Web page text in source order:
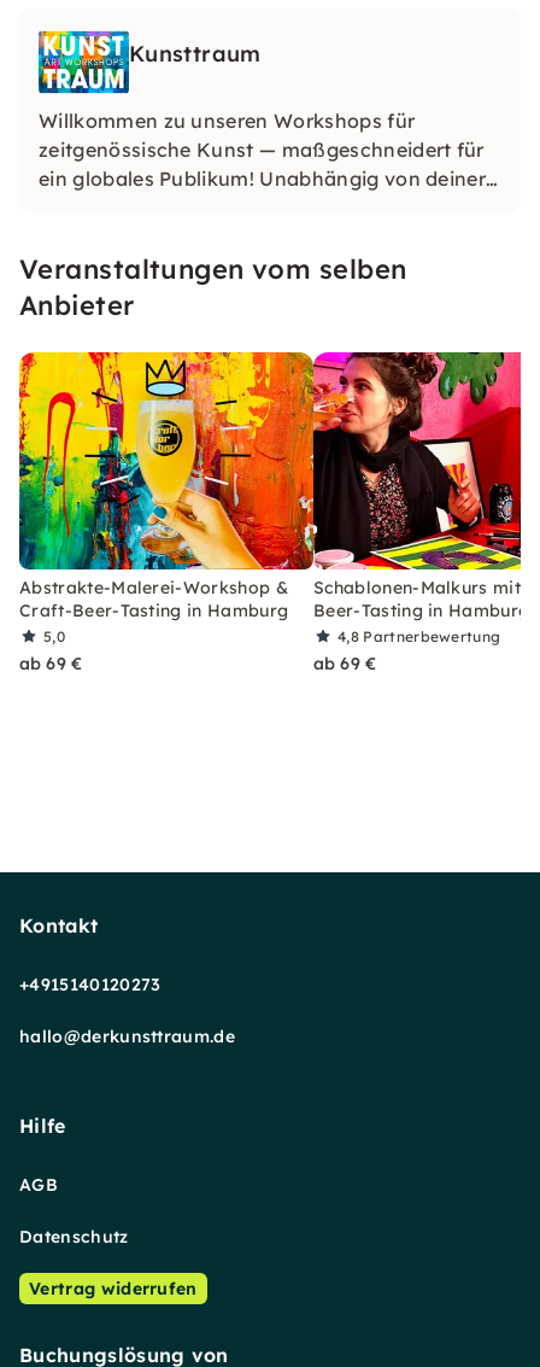
Kunsttraum
Willkommen zu unseren Workshops für
zeitgenössische Kunst — maßgeschneidert für
ein globales Publikum! Unabhängig von deiner
anzuregen und die vielfältige Kunstwelt im
pulsierenden Herzen Hamburgs zu feiern.
Begleite uns auf eine transformative
künstlerische Reise!
Veranstaltungen vom selben
Anbieter
Abstrakte-Malerei-Workshop &
Craft-Beer-Tasting in Hamburg
5,0
ab 69 €
Schablonen-Malkurs mit
Beer-Tasting in Hamburg
4,8 Partnerbewertung
ab 69 €
Kontakt
+4915140120273
hallo@derkunsttraum.de
Hilfe
AGB
Datenschutz
Vertrag widerrufen
Buchungslösung von